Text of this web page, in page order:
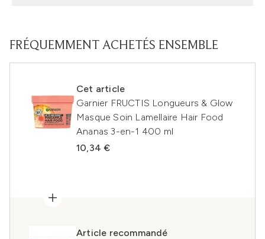
FRÉQUEMMENT ACHETÉS ENSEMBLE
Cet article
Garnier FRUCTIS Longueurs & Glow
Masque Soin Lamellaire Hair Food
Ananas 3-en-1 400 ml
10,34 €
Article recommandé